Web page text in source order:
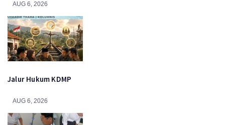
AUG 6, 2026
Jalur Hukum KDMP
AUG 6, 2026